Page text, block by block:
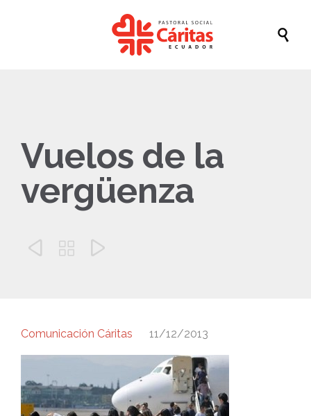

Vuelos de la
vergüenza
  
Comunicación Cáritas 11/12/2013